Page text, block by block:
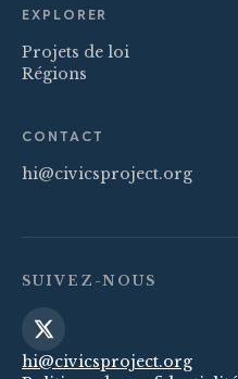
EXPLORER
Projets de loi
Régions
CONTACT
hi@civicsproject.org
SUIVEZ-NOUS
hi@civicsproject.org